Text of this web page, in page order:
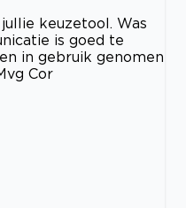
keuzetool. Was
is goed te
in gebruik genomen
Cor